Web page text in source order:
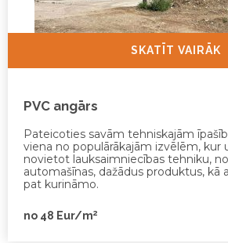
SKATĪT VAIRĀK
PVC angārs
Pateicoties savām tehniskajām
viena no populārākajām izvēlēm, kur
novietot lauksaimniecības tehniku,
automašīnas, dažādus produktus, kā
pat kurināmo.
no 48 Eur/m2